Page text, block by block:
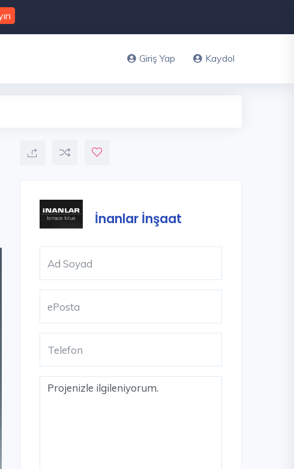
Giriş Yap Kaydol
İnanlar İnşaat